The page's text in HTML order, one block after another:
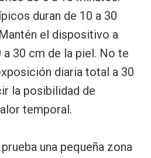
duran de 10 a 30
el dispositivo a
a 30 cm de la piel. No te
diaria total a 30
la posibilidad de
temporal.
una pequeña zona